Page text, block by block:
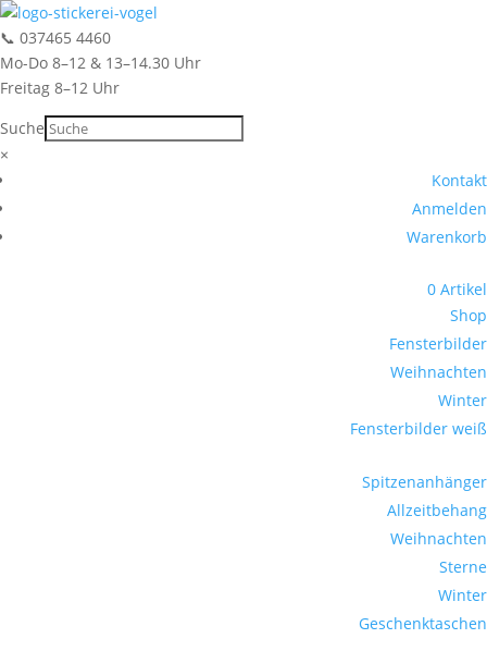
📞 037465 4460
Mo-Do 8–12 & 13–14.30 Uhr
Freitag 8–12 Uhr
Suche
×
Kontakt
Anmelden
Warenkorb
0 Artikel
Shop
Fensterbilder
Weihnachten
Winter
Fensterbilder weiß
Spitzenanhänger
Allzeitbehang
Weihnachten
Sterne
Winter
Geschenktaschen